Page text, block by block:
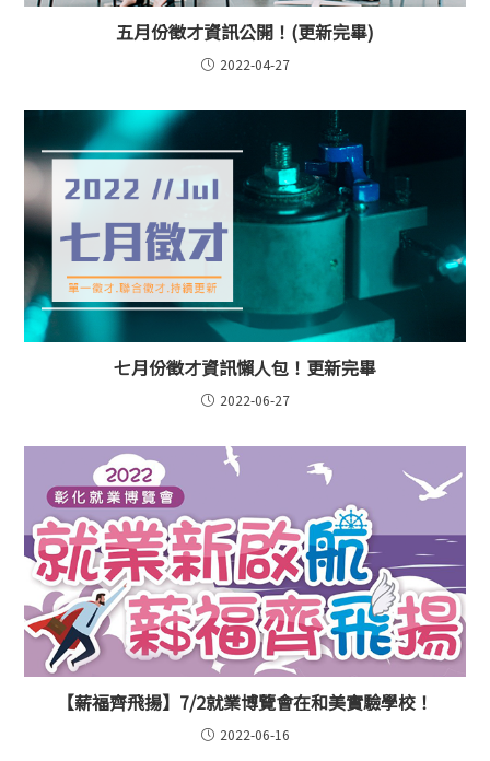
五月份徵才資訊公開！(更新完畢)
2022-04-27
七月份徵才資訊懶人包！更新完畢
2022-06-27
【薪福齊飛揚】7/2就業博覽會在和美實驗學校！
2022-06-16